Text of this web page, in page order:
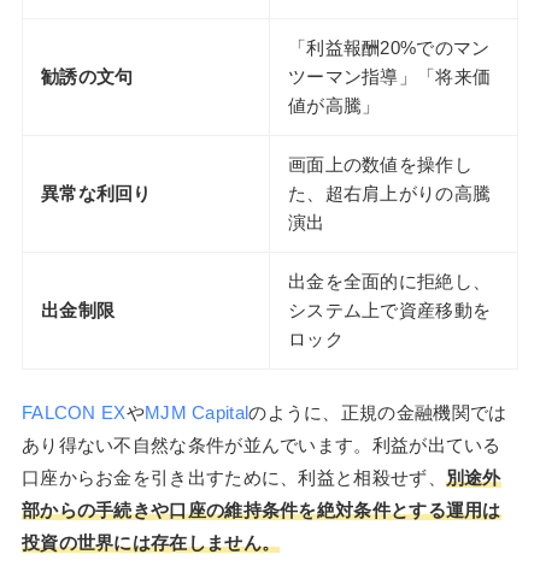
勧誘の文句
「利益報酬20%でのマン
ツーマン指導」「将来価
値が高騰」
異常な利回り
画面上の数値を操作し
た、超右肩上がりの高騰
演出
出金制限
出金を全面的に拒絶し、
システム上で資産移動を
ロック
FALCON EXやMJM Capitalのように、正規の金融機関では
あり得ない不自然な条件が並んでいます。利益が出ている
口座からお金を引き出すために、利益と相殺せず、 別途外
部からの手続きや口座の維持条件を絶対条件とする運用は
投資の世界には存在しません。